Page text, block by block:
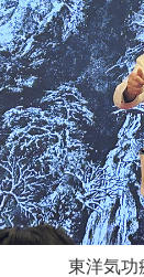
東洋気功